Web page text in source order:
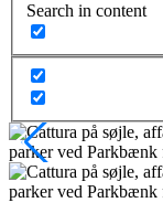
Search in content